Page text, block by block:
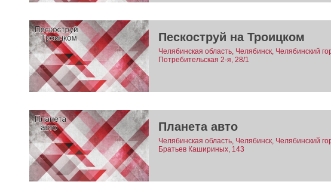
Пескоструй на Троицком
Челябинская область, Челябинск, Челябинский
Потребительская 2-я, 28/1
Планета авто
Челябинская область, Челябинск, Челябинский
Братьев Кашириных, 143